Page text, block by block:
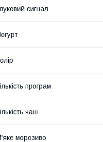
сигнал
програм
чаш
морозиво